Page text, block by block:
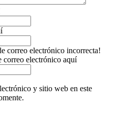
correo electrónico incorrecta!
correo electrónico aquí
y sitio web en este